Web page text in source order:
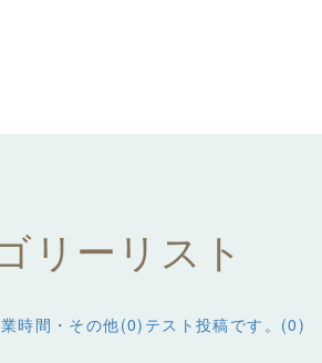
リーリスト
時間・その他(0) テスト投稿です。(0)